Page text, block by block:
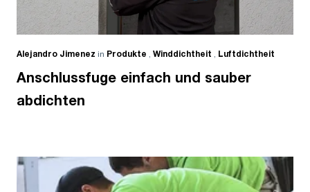
Alejandro Jimenez in Produkte Winddichtheit Luftdichtheit
Anschlussfuge einfach und sauber
abdichten